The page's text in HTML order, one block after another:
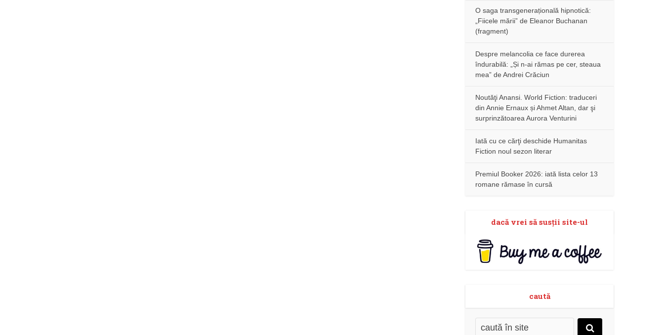
O saga transgenerațională hipnotică:
„Fiicele mării” de Eleanor Buchanan
(fragment)
Despre melancolia ce face durerea
îndurabilă: „Și n-ai rămas pe cer, steaua
mea” de Andrei Crăciun
Noutăţi Anansi. World Fiction: traduceri
din Annie Ernaux și Ahmet Altan, dar şi
surprinzătoarea Aurora Venturini
Iată cu ce cărţi deschide Humanitas
Fiction noul sezon literar
Premiul Booker 2026: iată lista celor 13
romane rămase în cursă
dacă vrei să susţii site-ul
caută